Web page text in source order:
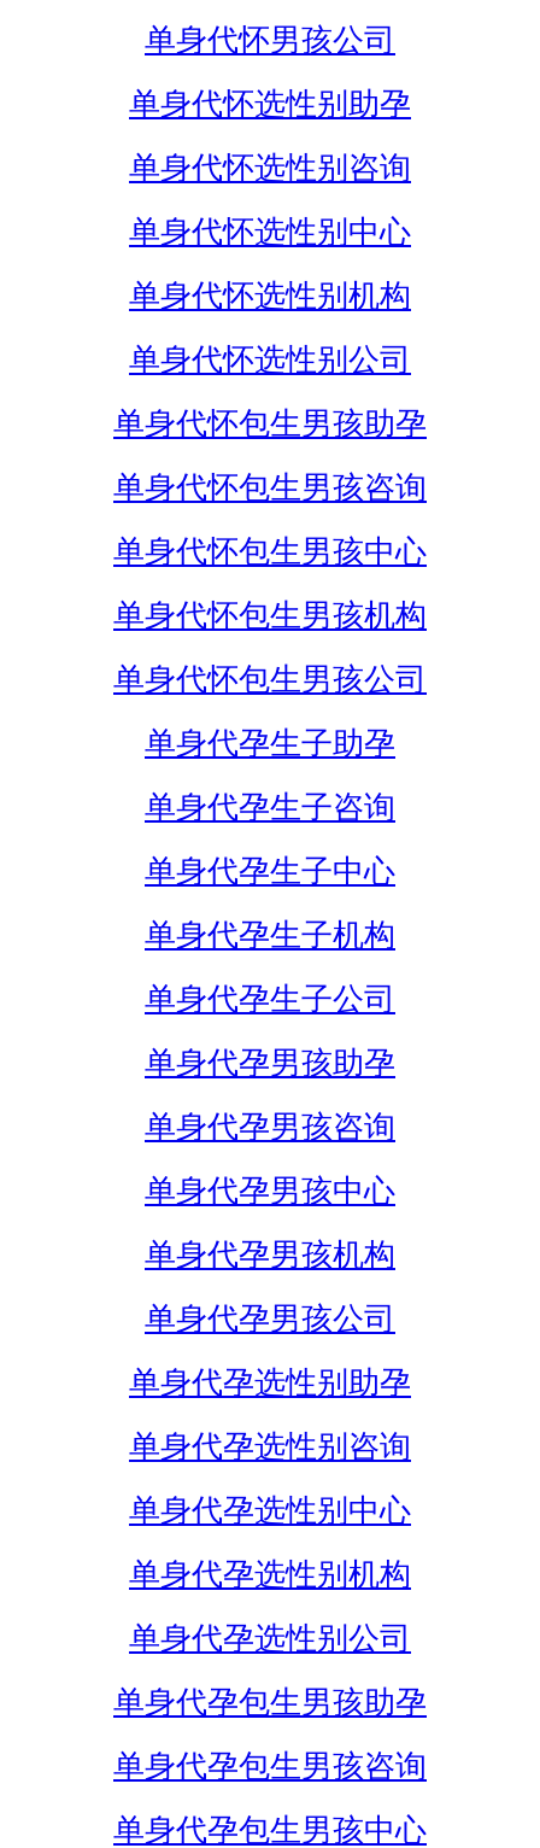
单身代怀男孩公司
单身代怀选性别助孕
单身代怀选性别咨询
单身代怀选性别中心
单身代怀选性别机构
单身代怀选性别公司
单身代怀包生男孩助孕
单身代怀包生男孩咨询
单身代怀包生男孩中心
单身代怀包生男孩机构
单身代怀包生男孩公司
单身代孕生子助孕
单身代孕生子咨询
单身代孕生子中心
单身代孕生子机构
单身代孕生子公司
单身代孕男孩助孕
单身代孕男孩咨询
单身代孕男孩中心
单身代孕男孩机构
单身代孕男孩公司
单身代孕选性别助孕
单身代孕选性别咨询
单身代孕选性别中心
单身代孕选性别机构
单身代孕选性别公司
单身代孕包生男孩助孕
单身代孕包生男孩咨询
单身代孕包生男孩中心